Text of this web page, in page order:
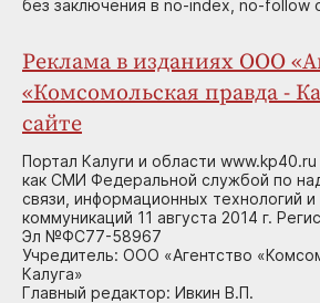
без заключения в no-index, no-follow
Реклама в изданиях ООО
«Комсомольская правда -
сайте
Портал Калуги и области
как СМИ Федеральной службой по
связи, информационных технологий
коммуникаций 11 августа 2014 г.
Эл №ФС77-58967
Учредитель: ООО «Агентство
Калуга»
Главный редактор: Ивкин В.П.